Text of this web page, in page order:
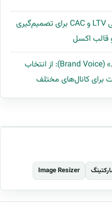
راهنمای عملی محاسبه و پیش‌بینی LTV و CAC برای تصمیم‌گیری
قالب اکسل
راهنمای عملی ساخت «صدای برند» (Brand Voice): از انتخاب
برای کانال‌های مختلف
Image Resizer